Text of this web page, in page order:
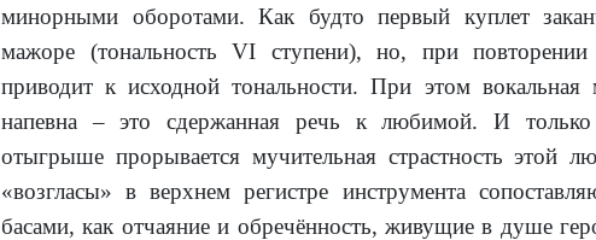
минорными оборотами. Как будто первый куплет
мажоре (тональность VI ступени), но, при
приводит к исходной тональности. При этом вокальная
напевна – это сдержанная речь к любимой. И
отыгрыше прорывается мучительная страстность этой
«возгласы» в верхнем регистре инструмента
басами, как отчаяние и обречённость, живущие в душе